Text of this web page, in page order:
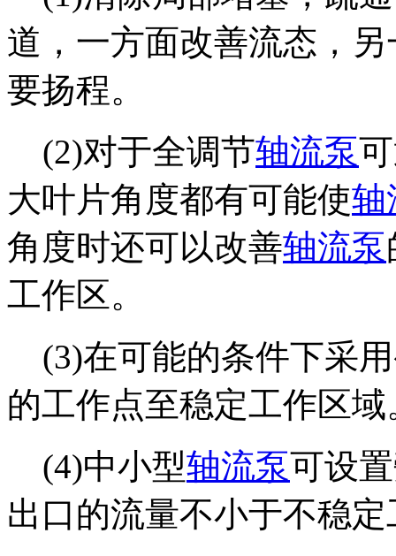
道，一方面改善流态，
要扬程。
(2)对于全调节轴流泵
大叶片角度都有可能使轴
角度时还可以改善轴流泵
工作区。
(3)在可能的条件下采
的工作点至稳定工作区域
(4)中小型轴流泵可设
出口的流量不小于不稳